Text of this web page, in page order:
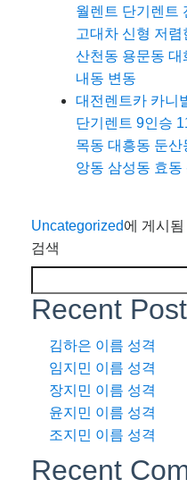
월렌트 단기렌트
고대차 신형 저
산천동 용문동
내동 변동
대전렌트카 카니
단기렌트 9인승
목동 대흥동 둔
앙동 삼성동 효
Uncategorized에 게시됨
검색
Recent
김하은 이름 성격
임지민 이름 성격
장지민 이름 성격
윤지민 이름 성격
조지민 이름 성격
Recent